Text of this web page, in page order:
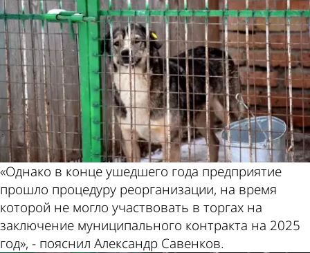
«Однако в конце ушедшего года предприятие
прошло процедуру реорганизации, на время
которой не могло участвовать в торгах на
заключение муниципального контракта на 2025
год», - пояснил Александр Савенков.